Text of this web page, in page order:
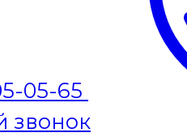
05-65
звонок